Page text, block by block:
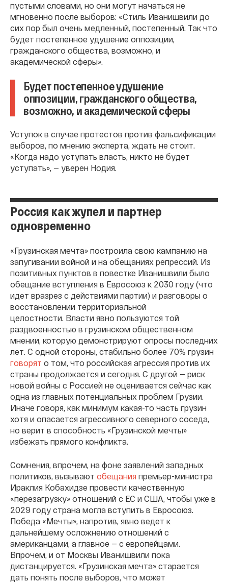
пустыми словами, но они могут начаться не
мгновенно после выборов: «Стиль Иванишвили до
сих пор был очень медленный, постепенный. Так что
будет постепенное удушение оппозиции,
гражданского общества, возможно, и
академической сферы».
Будет постепенное удушение
оппозиции, гражданского общества,
возможно, и академической сферы
Уступок в случае протестов против фальсификации
выборов, по мнению эксперта, ждать не стоит.
«Когда надо уступать власть, никто не будет
уступать», — уверен Нодия.
Россия как жупел и партнер
одновременно
«Грузинская мечта» построила свою кампанию на
запугивании войной и на обещаниях репрессий. Из
позитивных пунктов в повестке Иванишвили было
обещание вступления в Евросоюз к 2030 году (что
идет вразрез с действиями партии) и разговоры о
восстановлении территориальной
целостности. Власти явно пользуются той
раздвоенностью в грузинском общественном
мнении, которую демонстрируют опросы последних
лет. С одной стороны, стабильно более 70% грузин
говорят о том, что российская агрессия против их
страны продолжается и сегодня. С другой — риск
новой войны с Россией не оценивается сейчас как
одна из главных потенциальных проблем Грузии.
Иначе говоря, как минимум какая-то часть грузин
хотя и опасается агрессивного северного соседа,
но верит в способность «Грузинской мечты»
избежать прямого конфликта.
Сомнения, впрочем, на фоне заявлений западных
политиков, вызывают обещания премьер-министра
Ираклия Кобахидзе провести качественную
«перезагрузку» отношений с ЕС и США, чтобы уже в
2029 году страна могла вступить в Евросоюз.
Победа «Мечты», напротив, явно ведет к
дальнейшему осложнению отношений с
американцами, а главное — с европейцами.
Впрочем, и от Москвы Иванишвили пока
дистанцируется. «Грузинская мечта» старается
дать понять после выборов, что может